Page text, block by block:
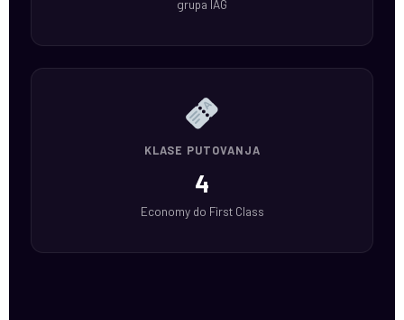
grupa IAG
KLASE PUTOVANJA
4
Economy do First Class